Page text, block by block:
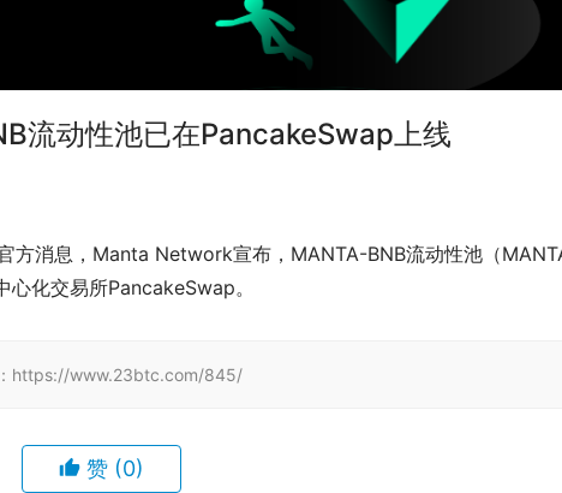
流动性池已在PancakeSwap上线
方消息，Manta Network宣布，MANTA-BNB流动性池（
化交易所PancakeSwap。
：https://www.23btc.com/845/
赞 (0)